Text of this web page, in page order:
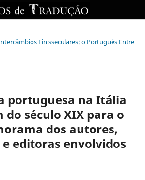
Finisseculares: o Português Entre
portuguesa na Itália
do século XIX para o
dos autores,
editoras envolvidos